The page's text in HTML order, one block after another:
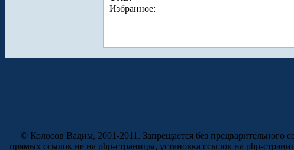
Избранное:
© Колосов Вадим, 2001-2011. Запрещается без предварительного
прямых ссылок не на php-страницы, установка ссылок на php-